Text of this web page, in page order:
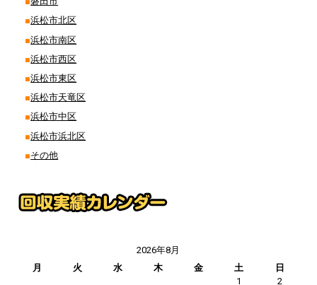
浜松市北区
浜松市南区
浜松市西区
浜松市東区
浜松市天竜区
浜松市中区
浜松市浜北区
その他
2026年8月
月
火 水 木 金 土
日
1
2